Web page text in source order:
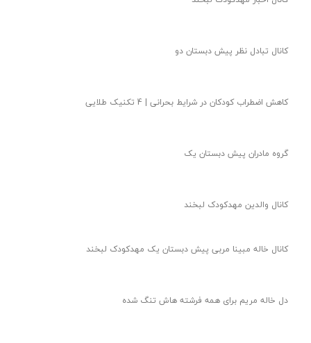
کانال تبادل نظر پیش دبستان دو
کاهش اضطراب کودکان در شرایط بحرانی | 4 تکنیک طلایی
گروه مادران پیش دبستان یک
کانال والدین مهدکودک لبخند
کانال خاله مبینا مربی پیش دبستان یک مهدکودک لبخند
دل خاله مریم برای همه فرشته هاش تنگ شده